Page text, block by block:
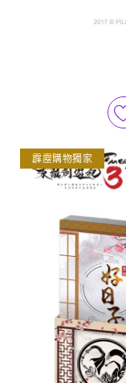
霹靂購物獨家